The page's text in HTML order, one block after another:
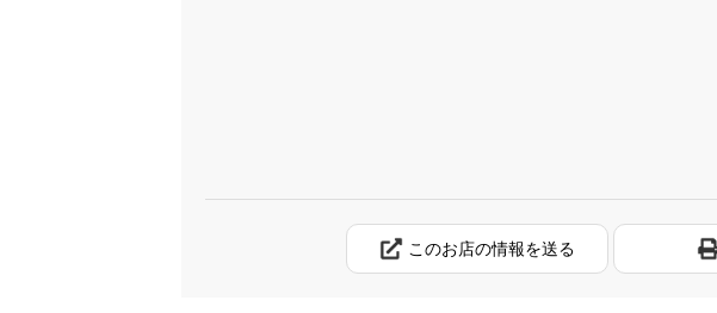
このお店の情報を送る